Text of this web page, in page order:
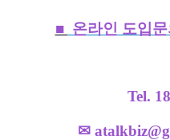
■ 온라인 도입문
Tel.
✉